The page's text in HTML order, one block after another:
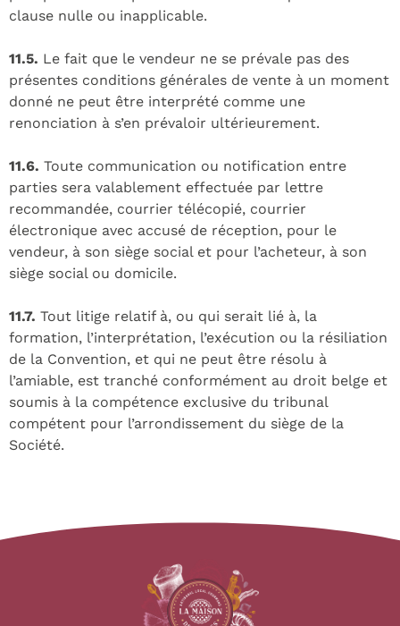
clause nulle ou inapplicable.
11.5. Le fait que le vendeur ne se prévale pas des
présentes conditions générales de vente à un moment
donné ne peut être interprété comme une
renonciation à s’en prévaloir ultérieurement.
11.6. Toute communication ou notification entre
parties sera valablement effectuée par lettre
recommandée, courrier télécopié, courrier
électronique avec accusé de réception, pour le
vendeur, à son siège social et pour l’acheteur, à son
siège social ou domicile.
11.7. Tout litige relatif à, ou qui serait lié à, la
formation, l’interprétation, l’exécution ou la résiliation
de la Convention, et qui ne peut être résolu à
l’amiable, est tranché conformément au droit belge et
soumis à la compétence exclusive du tribunal
compétent pour l’arrondissement du siège de la
Société.